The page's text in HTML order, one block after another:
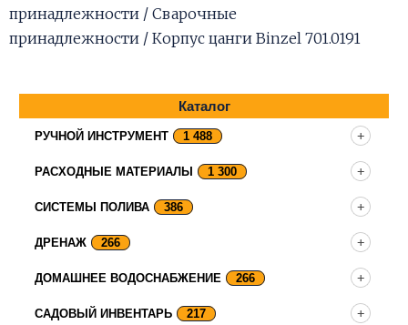
принадлежности / Сварочные
принадлежности / Корпус цанги Binzel 701.0191
Каталог
РУЧНОЙ ИНСТРУМЕНТ 1 488
РАСХОДНЫЕ МАТЕРИАЛЫ 1 300
СИСТЕМЫ ПОЛИВА 386
ДРЕНАЖ 266
ДОМАШНЕЕ ВОДОСНАБЖЕНИЕ 266
САДОВЫЙ ИНВЕНТАРЬ 217